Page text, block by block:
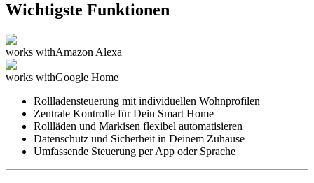
Wichtigste Funktionen
works withAmazon Alexa
works withGoogle Home
Rollladensteuerung mit individuellen Wohnprofilen
Zentrale Kontrolle für Dein Smart Home
Rollläden und Markisen flexibel automatisieren
Datenschutz und Sicherheit in Deinem Zuhause
Umfassende Steuerung per App oder Sprache